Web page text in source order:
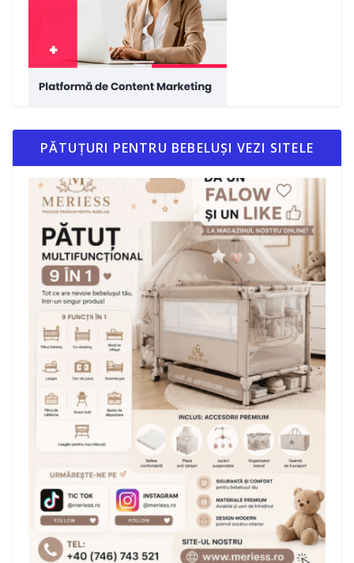
PĂTUȚURI PENTRU BEBELUȘI VEZI SITELE